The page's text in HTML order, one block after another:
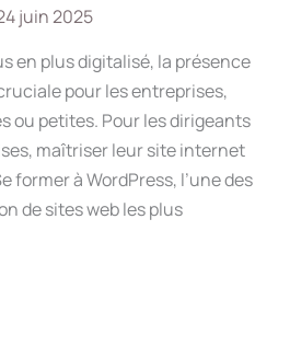
juin 2025
en plus digitalisé, la présence
pour les entreprises,
ou petites. Pour les dirigeants
maîtriser leur site internet
former à WordPress, l’une des
de sites web les plus